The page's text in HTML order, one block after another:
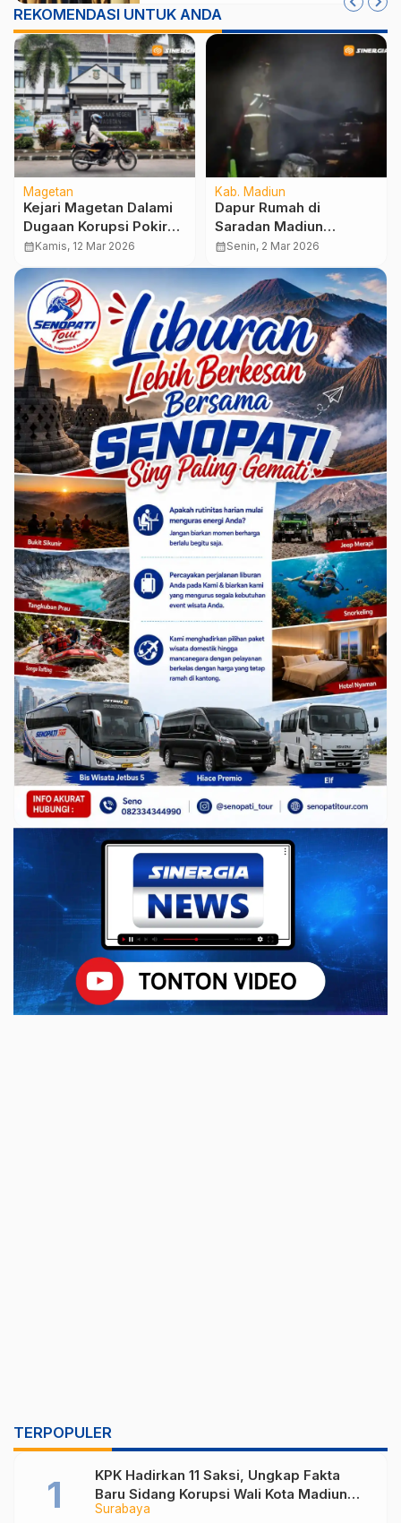
REKOMENDASI UNTUK ANDA
Magetan
Kejari Magetan Dalami
Dugaan Korupsi Pokir
DPRD, 100 Saksi Sudah
Diperiksa
calendar_monthKamis, 12 Mar 2026
Kab. Madiun
Dapur Rumah di
Saradan Madiun
Terbakar, Diduga
Berasal dari Tungku
Kayu
calendar_monthSenin, 2 Mar 2026
TERPOPULER
Surabaya
KPK Hadirkan 11 Saksi, Ungkap Fakta
Baru Sidang Korupsi Wali Kota Madiun
Nonaktif Maidi